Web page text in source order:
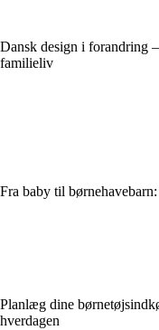
Dansk design i forandring
familieliv
Fra baby til
Planlæg dine
hverdagen